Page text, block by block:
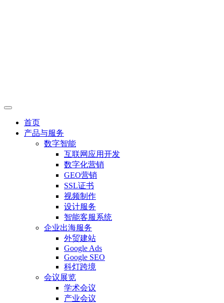
首页
产品与服务
数字智能
互联网应用开发
数字化营销
GEO营销
SSL证书
视频制作
设计服务
智能客服系统
企业出海服务
外贸建站
Google Ads
Google SEO
科灯跨境
会议展览
学术会议
产业会议